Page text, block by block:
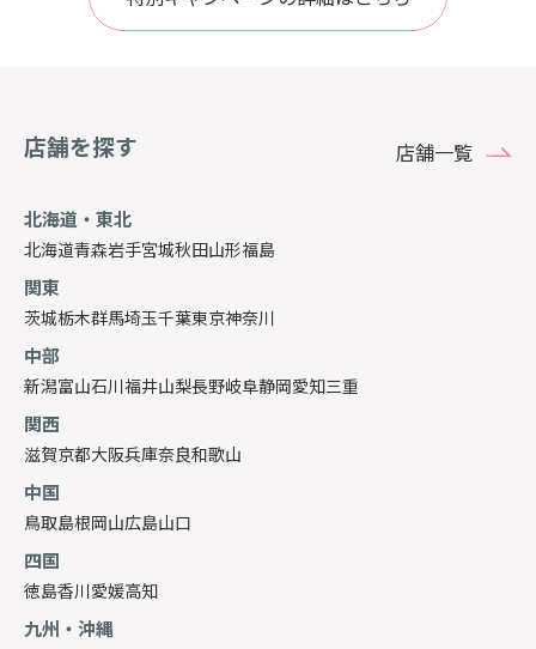
店舗を探す 店舗一覧
北海道・東北
北海道青森岩手宮城秋田山形福島
関東
茨城栃木群馬埼玉千葉東京神奈川
中部
新潟富山石川福井山梨長野岐阜静岡愛知三重
関西
滋賀京都大阪兵庫奈良和歌山
中国
鳥取島根岡山広島山口
四国
徳島香川愛媛高知
九州・沖縄